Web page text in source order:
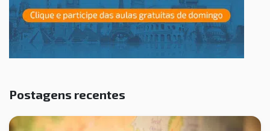
Postagens recentes